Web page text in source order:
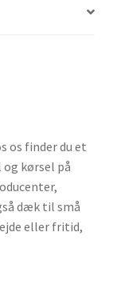
os finder du et
kørsel på
dæk til små
eller fritid,